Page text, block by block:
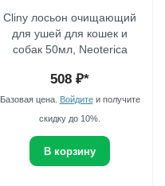
Cliny лосьон очищающий
для ушей для кошек и
собак 50мл, Neoterica
508 ₽*
Базовая цена. Войдитеи получите
скидку до 10%.
В корзину